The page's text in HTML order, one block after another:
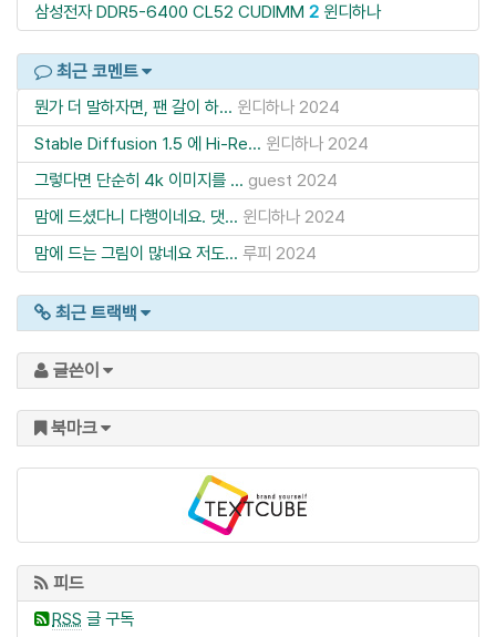
삼성전자 DDR5-6400 CL52 CUDIMM 2 윈디하나
최근 코멘트
뭔가 더 말하자면, 팬 갈이 하... 윈디하나 2024
Stable Diffusion 1.5 에 Hi-Re... 윈디하나 2024
그렇다면 단순히 4k 이미지를 ... guest 2024
맘에 드셨다니 다행이네요. 댓... 윈디하나 2024
맘에 드는 그림이 많네요 저도... 루피 2024
최근 트랙백
글쓴이
북마크
피드
RSS 글 구독